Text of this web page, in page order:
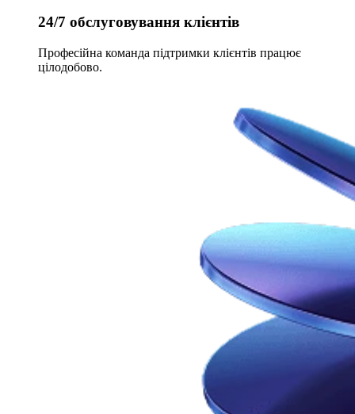
24/7 обслуговування клієнтів
Професійна команда підтримки клієнтів працює
цілодобово.